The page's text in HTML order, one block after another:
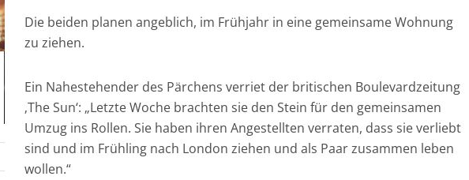
MARKETING IM
FILMGESCHÄFT: WIE
UHRENMARKEN
AN POPULARITÄT
GEWINNEN »
UHREN IN DER
FILMGESCHICHTE »
GESUND UND GUT
NACHHALTIGE
HAARPFLEGE »
Die beiden planen angeblich, im Frühjahr in eine gemeinsame Wohnung
zu ziehen.
Ein Nahestehender des Pärchens verriet der britischen Boulevardzeitung
‚The Sun‘: „Letzte Woche brachten sie den Stein für den gemeinsamen
Umzug ins Rollen. Sie haben ihren Angestellten verraten, dass sie verliebt
sind und im Frühling nach London ziehen und als Paar zusammen leben
wollen.“